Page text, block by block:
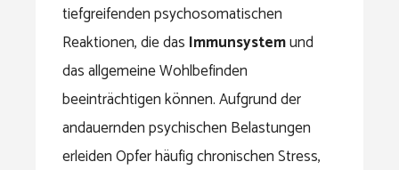
tiefgreifenden psychosomatischen
Reaktionen, die das Immunsystemund
das allgemeine Wohlbefinden
beeinträchtigen können. Aufgrund der
andauernden psychischen Belastungen
erleiden Opfer häufig chronischen Stress,